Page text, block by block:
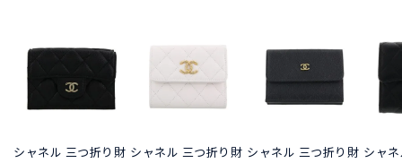
シャネル 三つ折り財 シャネル 三つ折り財 シャネル 三つ折り財 シャ